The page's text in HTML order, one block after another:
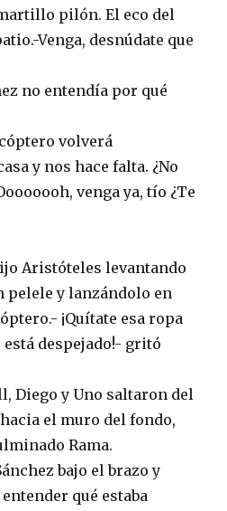
pilón. El eco del
Venga, desnúdate que
no entendía por qué
volverá
y nos hace falta. ¿No
venga ya, tío ¿Te
Aristóteles levantando
pelele y lanzándolo en
¡Quítate esa ropa
está despejado!- gritó
Diego y Uno saltaron del
el muro del fondo,
Rama.
bajo el brazo y
qué estaba